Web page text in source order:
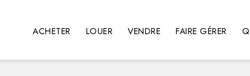
ACHETER LOUER VENDRE FAIRE GÉRER